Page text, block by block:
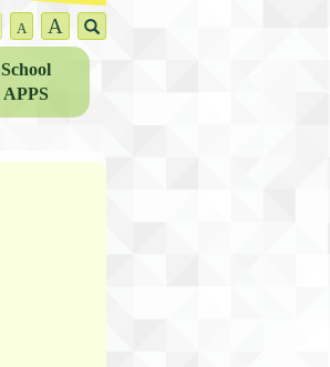
A A
School
APPS